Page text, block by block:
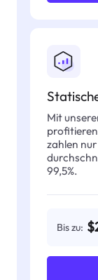
Mit
zahlen
99,5%.
Bis zu: